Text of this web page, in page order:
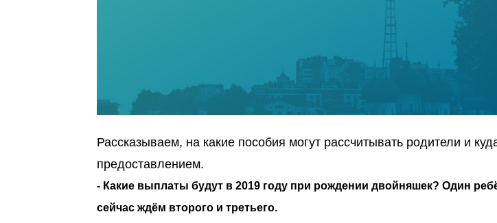
Рассказываем, на какие пособия могут рассчитывать родители и
предоставлением.
- Какие выплаты будут в 2019 году при рождении двойняшек? Один
сейчас ждём второго и третьего.